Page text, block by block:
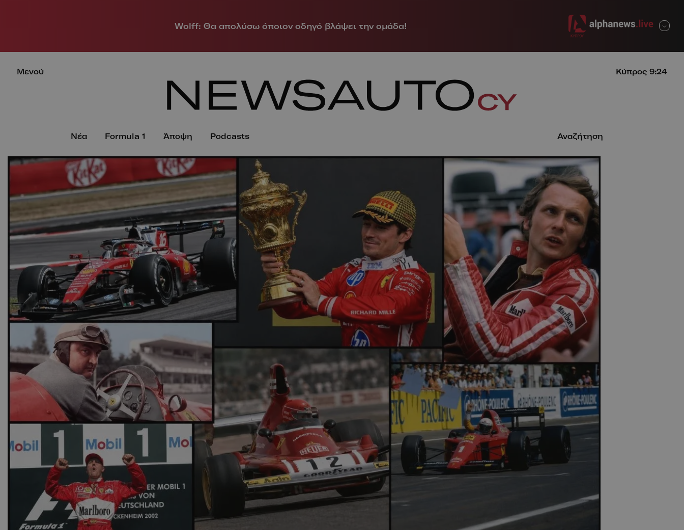
Wolff: Θα απολύσω όποιον οδηγό βλάψει την ομάδα!
Μενού
Νέα Formula 1 Άποψη Podcasts Αναζήτηση
Κύπρος 9:24
ΚΛΕΙΣΙΜΟ
Τεράστια έκρηξη από
σύγκρουση στο Misano.
Ο οδηγός βγαίνει
περπατώντας!
100 χρόνια Spa! Όλα
ξεκίνησαν κάπως έτσι…
Ο πρόγονος της Bugatti
Chiron